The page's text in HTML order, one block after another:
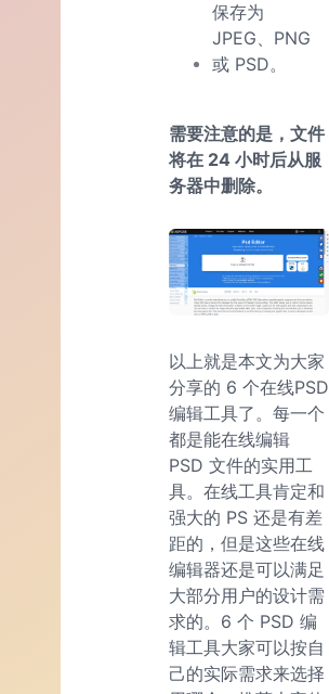
保存为
JPEG、PNG
或 PSD。
需要注意的是，文件
将在 24 小时后从服
务器中删除。
以上就是本文为大家
分享的 6 个在线PSD
编辑工具了。每一个
都是能在线编辑
PSD 文件的实用工
具。在线工具肯定和
强大的 PS 还是有差
距的，但是这些在线
编辑器还是可以满足
大部分用户的设计需
求的。6 个 PSD 编
辑工具大家可以按自
己的实际需求来选择